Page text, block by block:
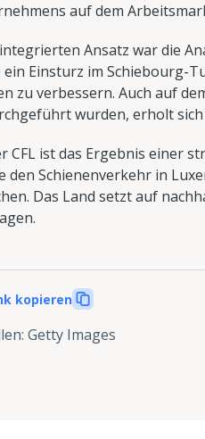
auf dem
Ansatz war die
ein Einsturz im Schiebourg-
zu verbessern. Auch auf
wurden, erholt sich
CFL ist das Ergebnis einer
den Schienenverkehr in
Das Land setzt auf
kopieren
: Getty Images